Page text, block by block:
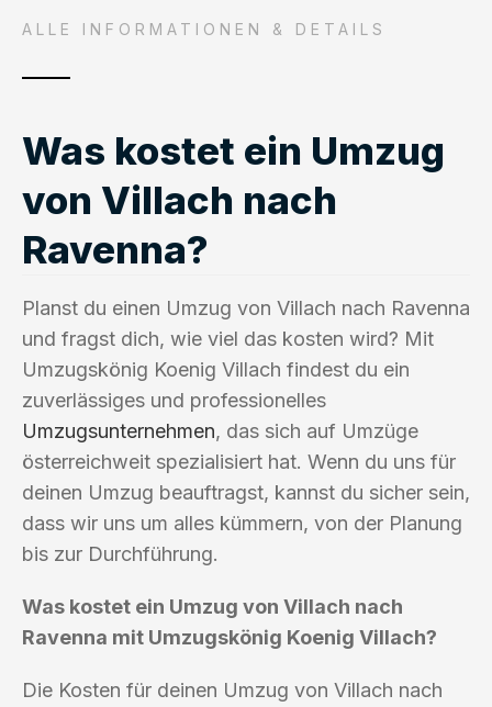
ALLE INFORMATIONEN & DETAILS
Was kostet ein Umzug
von Villach nach
Ravenna?
Planst du einen Umzug von Villach nach Ravenna
und fragst dich, wie viel das kosten wird? Mit
Umzugskönig Koenig Villach findest du ein
zuverlässiges und professionelles
Umzugsunternehmen, das sich auf Umzüge
österreichweit spezialisiert hat. Wenn du uns für
deinen Umzug beauftragst, kannst du sicher sein,
dass wir uns um alles kümmern, von der Planung
bis zur Durchführung.
Was kostet ein Umzug von Villach nach
Ravenna mit Umzugskönig Koenig Villach?
Die Kosten für deinen Umzug von Villach nach